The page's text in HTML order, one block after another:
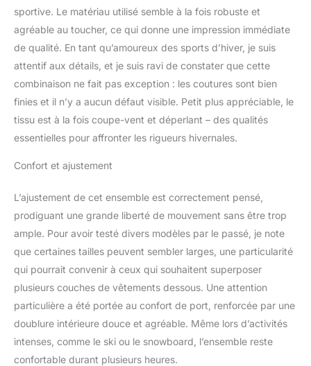
rehaussé et de poches
pantalon de ski pour
homme est doté d'une
sangle amovible, d'une
fermeture à glissière
imperméable et d'un
velcro, d'un tissu double
couche résistant à la
neige et chaud.
performance, avec des
coutures entièrement
le vent ne pénètre pas
dans les couches, pour
bloquer efficacement
l'invasion de la pluie et
de la neige, afin
d'empêcher l'infiltration
de l'eau. Convient à tous
les sports de plein air par
temps de pluie et de
sportive. Le matériau utilisé semble à la fois robuste et
agréable au toucher, ce qui donne une impression immédiate
de qualité. En tant qu’amoureux des sports d’hiver, je suis
attentif aux détails, et je suis ravi de constater que cette
combinaison ne fait pas exception : les coutures sont bien
finies et il n’y a aucun défaut visible. Petit plus appréciable, le
tissu est à la fois coupe-vent et déperlant – des qualités
essentielles pour affronter les rigueurs hivernales.
Confort et ajustement
L’ajustement de cet ensemble est correctement pensé,
prodiguant une grande liberté de mouvement sans être trop
ample. Pour avoir testé divers modèles par le passé, je note
que certaines tailles peuvent sembler larges, une particularité
qui pourrait convenir à ceux qui souhaitent superposer
plusieurs couches de vêtements dessous. Une attention
particulière a été portée au confort de port, renforcée par une
doublure intérieure douce et agréable. Même lors d’activités
intenses, comme le ski ou le snowboard, l’ensemble reste
confortable durant plusieurs heures.